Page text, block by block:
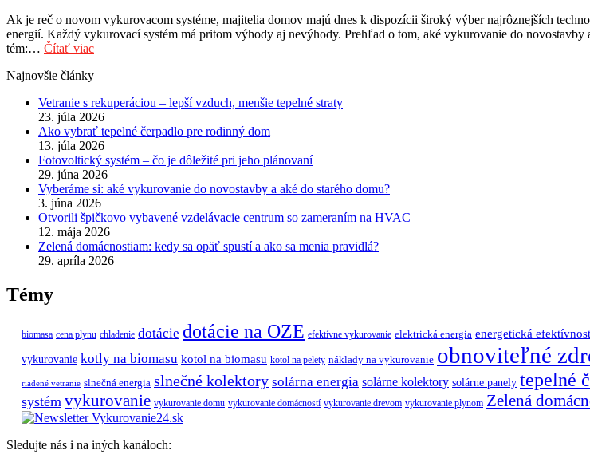
Ak je reč o novom vykurovacom systéme, majitelia domov majú dnes k dispozícii široký výber najrôznejších
energií. Každý vykurovací systém má pritom výhody aj nevýhody. Prehľad o tom, aké vykurovanie do
tém:… Čítať viac
Najnovšie články
Vetranie s rekuperáciou – lepší vzduch, menšie tepelné straty
23. júla 2026
Ako vybrať tepelné čerpadlo pre rodinný dom
13. júla 2026
Fotovoltický systém – čo je dôležité pri jeho plánovaní
29. júna 2026
Vyberáme si: aké vykurovanie do novostavby a aké do starého domu?
3. júna 2026
Otvorili špičkovo vybavené vzdelávacie centrum so zameraním na HVAC
12. mája 2026
Zelená domácnostiam: kedy sa opäť spustí a ako sa menia pravidlá?
29. apríla 2026
Témy
biomasa cena plynu chladenie dotácie dotácie na OZE efektívne vykurovanie elektrická energia energetická
vykurovanie kotly na biomasu kotol na biomasu kotol na pelety náklady na vykurovanie obnoviteľné
riadené vetranie slnečná energia slnečné kolektory solárna energia solárne kolektory solárne panely tepelné
systém vykurovanie vykurovanie domu vykurovanie domácností vykurovanie drevom vykurovanie plynom Zelená
Sledujte nás i na iných kanáloch: